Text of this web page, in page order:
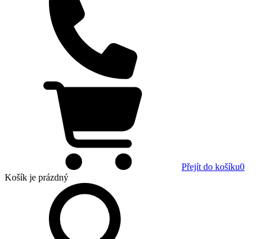
Přejít do košíku0
Košík je prázdný